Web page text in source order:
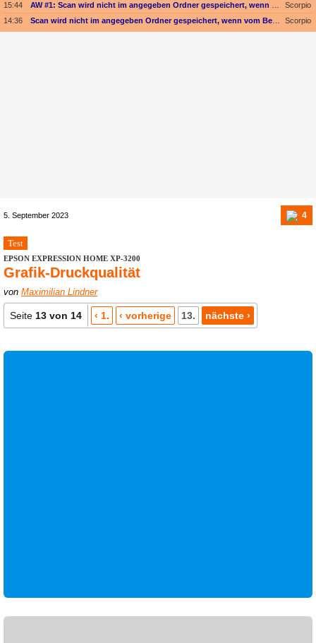
15:44
Scorpio
14:36
Scorpio
5. September 2023 4
Test
EPSON EXPRESSION HOME XP-3200
Grafik-Druckqualität
von Maximilian Lindner
Seite 13 von 14 ‹ 1. ‹ vorherige 13. nächste ›